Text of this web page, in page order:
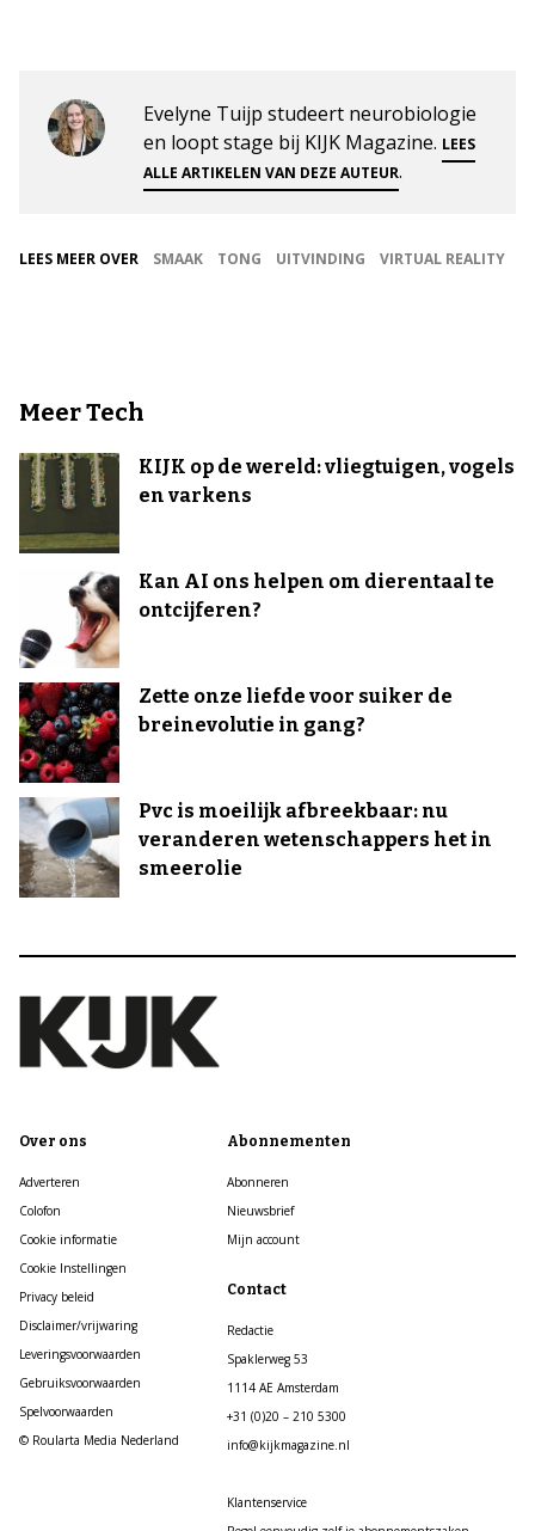
Evelyne Tuijp studeert neurobiologie
en loopt stage bij KIJK Magazine. LEES
ALLE ARTIKELEN VAN DEZE AUTEUR.
LEES MEER OVER SMAAK TONG UITVINDING VIRTUAL REALITY
Meer Tech
KIJK op de wereld: vliegtuigen, vogels
en varkens
Kan AI ons helpen om dierentaal te
ontcijferen?
Zette onze liefde voor suiker de
breinevolutie in gang?
Pvc is moeilijk afbreekbaar: nu
veranderen wetenschappers het in
smeerolie
Over ons
Adverteren
Colofon
Cookie informatie
Cookie Instellingen
Privacy beleid
Disclaimer/vrijwaring
Leveringsvoorwaarden
Gebruiksvoorwaarden
Spelvoorwaarden
© Roularta Media Nederland
Abonnementen
Abonneren
Nieuwsbrief
Mijn account
Contact
Redactie
Spaklerweg 53
1114 AE Amsterdam
+31 (0)20 – 210 5300
info@kijkmagazine.nl
Klantenservice